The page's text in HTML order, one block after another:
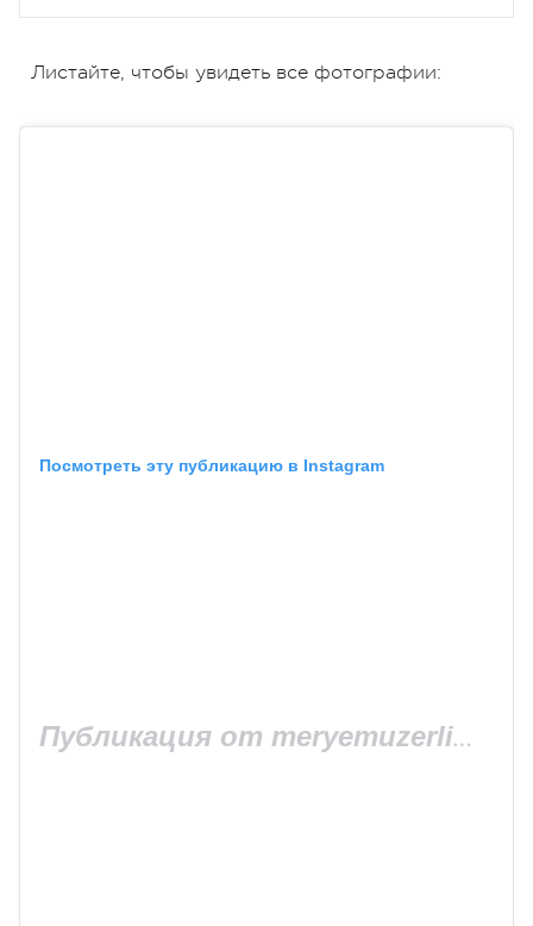
Листайте, чтобы увидеть все фотографии:
Посмотреть эту публикацию в Instagram
Публикация от meryemuzerlimeryem (@meryemuzerlimeryem)